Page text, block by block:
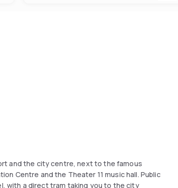
Centre and the Theater 11 music hall. Public